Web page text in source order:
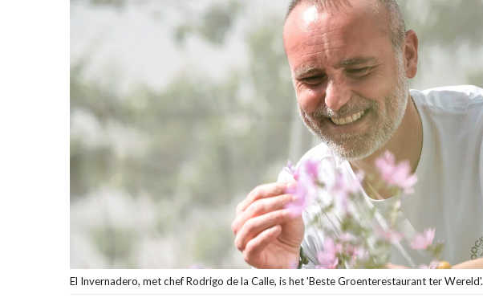
El Invernadero, met chef Rodrigo de la Calle, is het 'Beste Groenterestaurant ter Wereld'.